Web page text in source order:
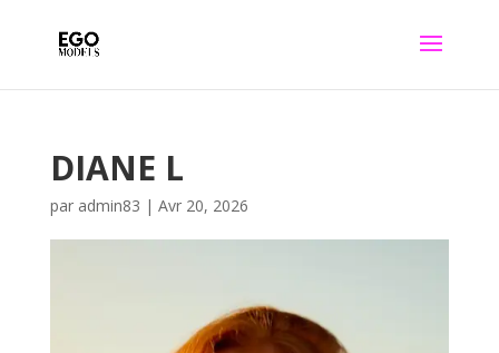
DIANE L
par admin83 | Avr 20, 2026